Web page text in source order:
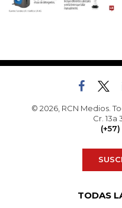
© 2026, RCN Medios.
Cr. 13a
TODAS